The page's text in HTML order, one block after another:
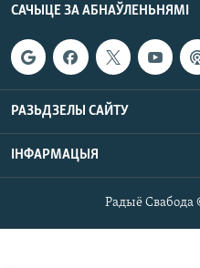
САЧЫЦЕ ЗА АБНАЎЛЕНЬНЯМІ
РАЗЬДЗЕЛЫ САЙТУ
ІНФАРМАЦЫЯ
Радыё Свабода